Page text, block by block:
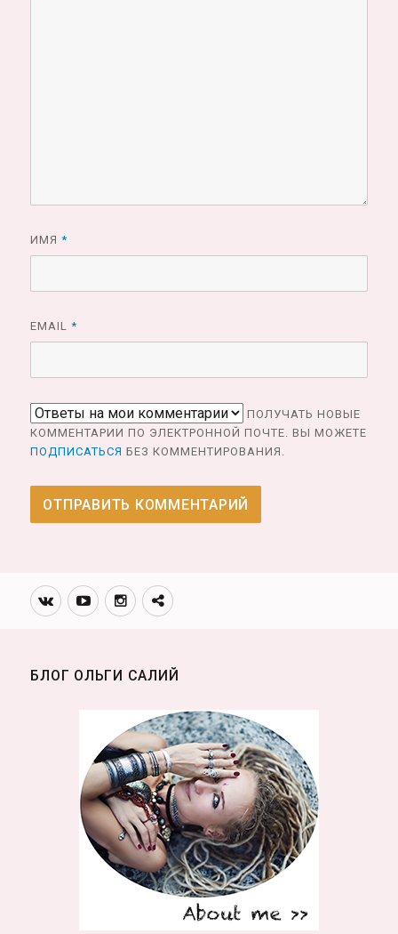
ИМЯ*
EMAIL*
ПОЛУЧАТЬ НОВЫЕ
КОММЕНТАРИИ ПО ЭЛЕКТРОННОЙ ПОЧТЕ. ВЫ МОЖЕТЕ
ПОДПИСАТЬСЯ БЕЗ КОММЕНТИРОВАНИЯ.
Вконтакте
YoutubeИнстаграмм
Телеграм
БЛОГ ОЛЬГИ САЛИЙ